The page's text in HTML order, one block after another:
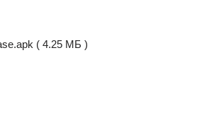
( 4.25 МБ )